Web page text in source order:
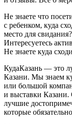
Не знаете что
с ребенком, куда
место для
Интересуетесь
Не знаете куда
КудаКазань — это
Казани. Мы знаем
или большой
и выставки Казани.
лучшие
которые